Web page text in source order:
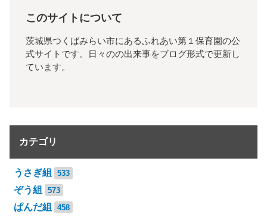
このサイトについて
茨城県つくばみらい市にあるふれあい第１保育園の公
式サイトです。日々のの出来事をブログ形式で更新し
ています。
カテゴリ
うさぎ組 533
ぞう組 573
ぱんだ組 458